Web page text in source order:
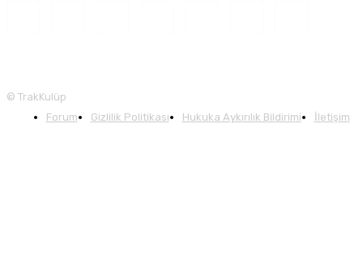
© TrakKulüp
Forum
Gizlilik Politikası Hukuka Aykırılık Bildirimi İletişim